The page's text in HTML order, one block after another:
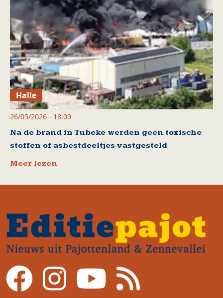
Halle
26/05/2026 - 18:09
Na de brand in Tubeke werden geen toxische
stoffen of asbestdeeltjes vastgesteld
Meer lezen